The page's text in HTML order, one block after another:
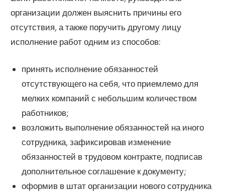
организации должен выяснить причины его
отсутствия, а также поручить другому лицу
исполнение работ одним из способов:
принять исполнение обязанностей
отсутствующего на себя, что приемлемо для
мелких компаний с небольшим количеством
работников;
возложить выполнение обязанностей на иного
сотрудника, зафиксировав изменение
обязанностей в трудовом контракте, подписав
дополнительное соглашение к документу;
оформив в штат организации нового сотрудника